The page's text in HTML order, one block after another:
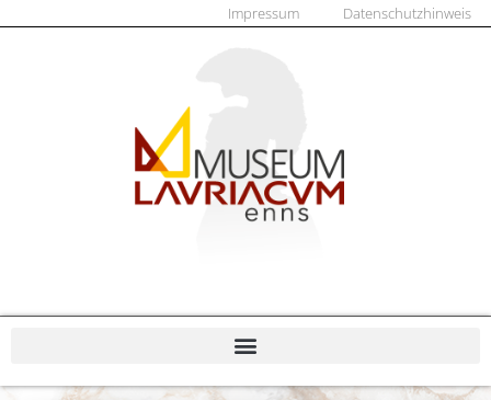
Impressum Datenschutzhinweis